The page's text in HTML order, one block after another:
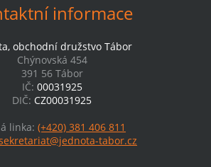
informace
obchodní družstvo Tábor
Chýnovská 454
391 56 Tábor
IČ: 00031925
DIČ: CZ00031925
linka: (+420) 381 406 811
tabor.cz